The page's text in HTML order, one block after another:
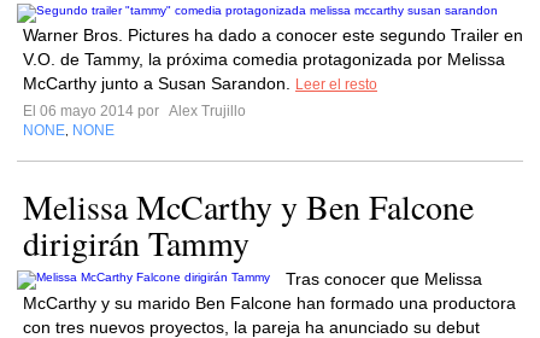
Warner Bros. Pictures ha dado a conocer este segundo Trailer en
V.O. de Tammy, la próxima comedia protagonizada por Melissa
McCarthy junto a Susan Sarandon.
Leer el resto
El 06 mayo 2014 por Alex Trujillo
NONE NONE
Melissa McCarthy y Ben Falcone
dirigirán Tammy
Tras conocer que Melissa
McCarthy y su marido Ben Falcone han formado una productora
con tres nuevos proyectos, la pareja ha anunciado su debut